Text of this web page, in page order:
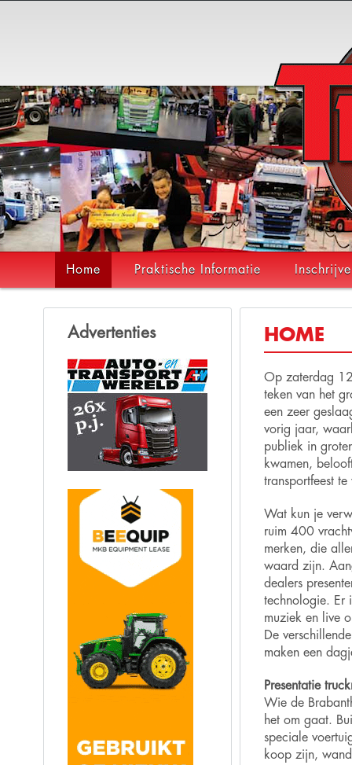
Home Praktische Informatie
Advertenties HOME
Op zaterdag
teken van het
een zeer
vorig jaar,
publiek in
kwamen,
transportfeest
Wat kun je
ruim 400
merken, die
waard zijn.
dealers
technologie. Er
muziek en live
De
maken een
Presentatie
Wie de
het om gaat.
speciale
koop zijn,